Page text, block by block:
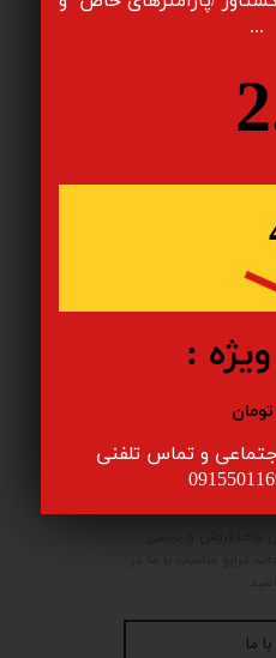
مراجعه نمایید.
مراجع
ما
و تماس تلفنی
...
: